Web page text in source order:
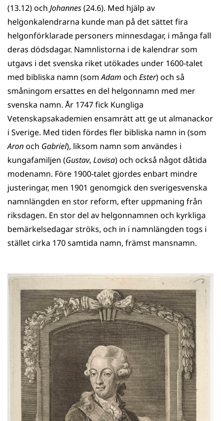
(13.12) och Johannes(24.6). Med hjälp av
helgonkalendrarna kunde man på det sättet fira
helgonförklarade personers minnesdagar, i många fall
deras dödsdagar. Namnlistorna i de kalendrar som
utgavs i det svenska riket utökades under 1600-talet
med bibliska namn (somAdam och Ester) och så
småningom ersattes en del helgonnamn med mer
svenska namn. År 1747 fick Kungliga
Vetenskapsakademien ensamrätt att ge ut almanackor
i Sverige. Med tiden fördes fler bibliska namn in (som
Aronoch Gabriel), liksom namn som användes i
kungafamiljen (Gustav, Lovisa) och också något dåtida
modenamn. Före 1900-talet gjordes enbart mindre
justeringar, men 1901 genomgick den sverigesvenska
namnlängden en stor reform, efter uppmaning från
riksdagen. En stor del av helgonnamnen och kyrkliga
bemärkelsedagar ströks, och in i namnlängden togs i
stället cirka 170 samtida namn, främst mansnamn.